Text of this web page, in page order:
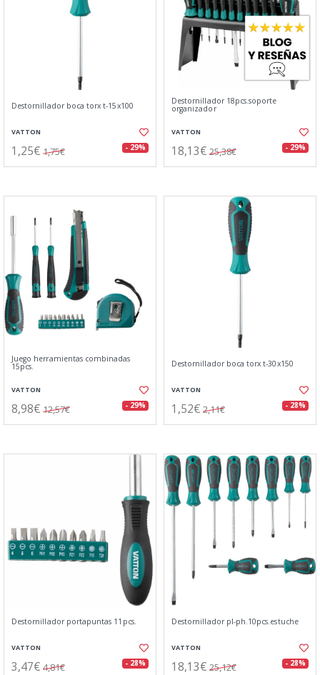
Destornillador boca torx t-15x100
VATTON
1,25€ 1,75€ - 29%
Destornillador 18pcs.soporte
organizador
VATTON
18,13€ 25,38€ - 29%
Juego herramientas combinadas
15pcs.
VATTON
8,98€ 12,57€ - 29%
Destornillador boca torx t-30x150
VATTON
1,52€ 2,11€ - 28%
Destornillador portapuntas 11pcs.
VATTON
3,47€ 4,81€ - 28%
Destornillador pl-ph.10pcs.estuche
VATTON
18,13€ 25,12€ - 28%